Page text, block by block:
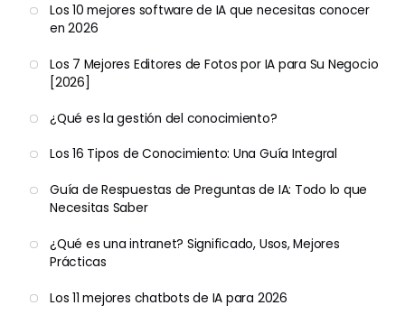
Los 10 mejores software de IA que necesitas conocer
en 2026
Los 7 Mejores Editores de Fotos por IA para Su Negocio
[2026]
¿Qué es la gestión del conocimiento?
Los 16 Tipos de Conocimiento: Una Guía Integral
Guía de Respuestas de Preguntas de IA: Todo lo que
Necesitas Saber
¿Qué es una intranet? Significado, Usos, Mejores
Prácticas
Los 11 mejores chatbots de IA para 2026